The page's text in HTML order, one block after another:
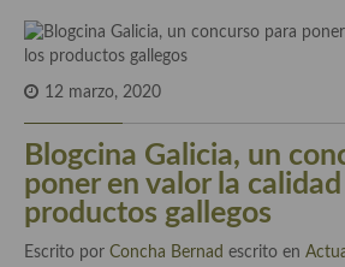
Cocina Coreana
Cocina HIndú
Cocina China
Cocina del Pacifico
Cocina filipina
12 marzo, 2020
Blogcina Galicia, un
poner en valor la
productos gallegos
Escrito por Concha Bernad escrito en